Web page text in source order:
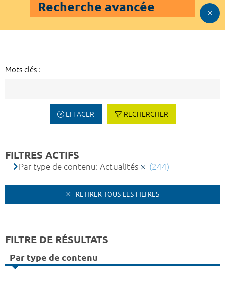
Recherche avancée
Mots-clés :
EFFACER RECHERCHER
FILTRES ACTIFS
Par type de contenu: Actualités (244)
RETIRER TOUS LES FILTRES
FILTRE DE RÉSULTATS
Par type de contenu